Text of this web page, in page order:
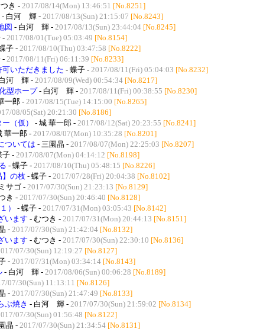
き - 2017/08/14(Mon) 13:46:51 [No.8251]
- 白河 輝 - 2017/08/13(Sun) 21:15:07 [No.8243]
図 - 白河 輝 - 2017/08/13(Sun) 23:44:04 [No.8245]
- 2017/08/01(Tue) 05:03:49 [No.8154]
子 - 2017/08/10(Thu) 03:47:58 [No.8222]
- 2017/08/11(Fri) 06:11:39 [No.8233]
いただきました - 蝶子 - 2017/08/11(Fri) 05:04:03 [No.8232]
河 輝 - 2017/08/09(Wed) 00:54:34 [No.8217]
型ホープ- 白河 輝 - 2017/08/11(Fri) 00:38:55 [No.8230]
一郎 - 2017/08/15(Tue) 14:15:00 [No.8265]
08/05(Sat) 20:21:30 [No.8186]
（仮） - 城 華一郎 - 2017/08/12(Sat) 20:23:55 [No.8241]
華一郎 - 2017/08/07(Mon) 10:35:28 [No.8201]
ついては - 三園晶 - 2017/08/07(Mon) 22:25:03 [No.8207]
子 - 2017/08/07(Mon) 04:14:12 [No.8198]
- 蝶子 - 2017/08/10(Thu) 05:48:15 [No.8226]
】の枝 - 蝶子 - 2017/07/28(Fri) 20:04:38 [No.8102]
サゴ - 2017/07/30(Sun) 21:23:13 [No.8129]
き - 2017/07/30(Sun) 20:46:40 [No.8128]
） - 蝶子 - 2017/07/31(Mon) 03:05:43 [No.8142]
います - むつき - 2017/07/31(Mon) 20:44:13 [No.8151]
- 2017/07/30(Sun) 21:42:04 [No.8132]
います - むつき - 2017/07/30(Sun) 22:30:10 [No.8136]
07/30(Sun) 12:19:27 [No.8127]
- 2017/07/31(Mon) 03:34:14 [No.8143]
- 白河 輝 - 2017/08/06(Sun) 00:06:28 [No.8189]
07/30(Sun) 11:13:11 [No.8126]
- 2017/07/30(Sun) 21:47:49 [No.8133]
ぶ焼き - 白河 輝 - 2017/07/30(Sun) 21:59:02 [No.8134]
07/30(Sun) 01:56:48 [No.8122]
晶 - 2017/07/30(Sun) 21:34:54 [No.8131]